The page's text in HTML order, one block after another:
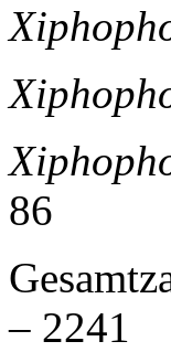
86
– 2241